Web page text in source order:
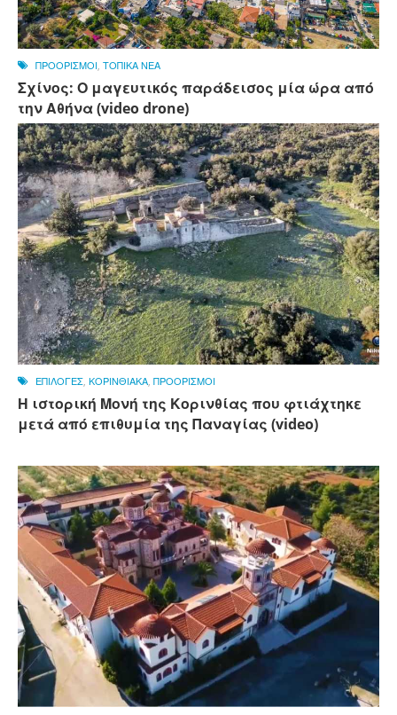
ΠΡΟΟΡΙΣΜΟΙ ΤΟΠΙΚΑ ΝΕΑ
Σχίνος: Ο μαγευτικός παράδεισος μία ώρα από
την Αθήνα (video drone)
ΕΠΙΛΟΓΕΣ ΚΟΡΙΝΘΙΑΚΑ ΠΡΟΟΡΙΣΜΟΙ
Η ιστορική Μονή της Κορινθίας που φτιάχτηκε
μετά από επιθυμία της Παναγίας (video)